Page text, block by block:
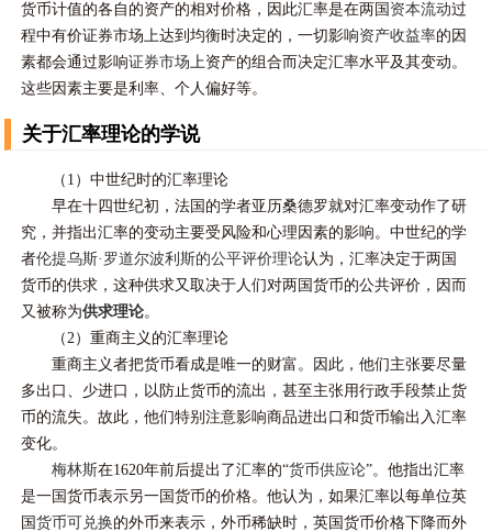
货币计值的各自的资产的相对价格，因此汇率是在两国 资本流动过
程中有价证券市场上达到均衡时决定的，一切影响资产收益率的因
素都会通过影响证券市场上资产的组合而决定汇率水平及其变动。
这些因素主要是利率、个人偏好等。
关于汇率理论的学说
（1）中世纪时的汇率理论
早在十四世纪初，法国的学者亚历桑德罗就对汇率变动作了研
究，并指出汇率的变动主要受风险和心理因素的影响。中世纪的学
者伦提乌斯·罗道尔波利斯的公平评价理论认为，汇率决定于两国
货币的供求，这种供求又取决于人们对两国货币的公共评价，因而
又被称为供求理论。
（2）重商主义的汇率理论
重商主义者把货币看成是唯一的财富。因此，他们主张要尽量
多出口、少进口，以防止货币的流出，甚至主张用行政手段禁止货
币的流失。故此，他们特别注意影响商品进出口和货币输出入汇率
变化。
梅林斯在1620年前后提出了汇率的“货币供应论”。他指出汇率
是一国货币表示另一国货币的价格。他认为，如果汇率以每单位英
国货币可兑换的外币来表示，外币稀缺时，英国货币价格下降而外